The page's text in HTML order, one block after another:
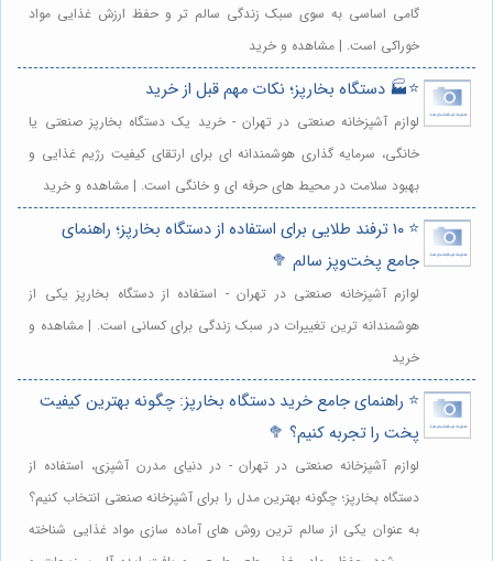
گامی اساسی به سوی سبک زندگی سالم تر و حفظ ارزش غذایی مواد
خوراکی است. | مشاهده و خرید
⭐️🏭 دستگاه بخارپز؛ نکات مهم قبل از خرید
لوازم آشپزخانه صنعتی در تهران - خرید یک دستگاه بخارپز صنعتی یا
خانگی، سرمایه گذاری هوشمندانه ای برای ارتقای کیفیت رژیم غذایی و
بهبود سلامت در محیط های حرفه ای و خانگی است. | مشاهده و خرید
⭐️ ۱۰ ترفند طلایی برای استفاده از دستگاه بخارپز؛ راهنمای
جامع پخت‌وپز سالم 🥦
لوازم آشپزخانه صنعتی در تهران - استفاده از دستگاه بخارپز یکی از
هوشمندانه ترین تغییرات در سبک زندگی برای کسانی است. | مشاهده و
خرید
⭐️ راهنمای جامع خرید دستگاه بخارپز: چگونه بهترین کیفیت
پخت را تجربه کنیم؟ 🥦
لوازم آشپزخانه صنعتی در تهران - در دنیای مدرن آشپزی، استفاده از
دستگاه بخارپز؛ چگونه بهترین مدل را برای آشپزخانه صنعتی انتخاب کنیم؟
به عنوان یکی از سالم ترین روش های آماده سازی مواد غذایی شناخته